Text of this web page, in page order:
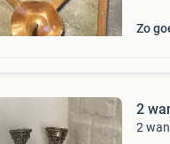
Zo
2
2